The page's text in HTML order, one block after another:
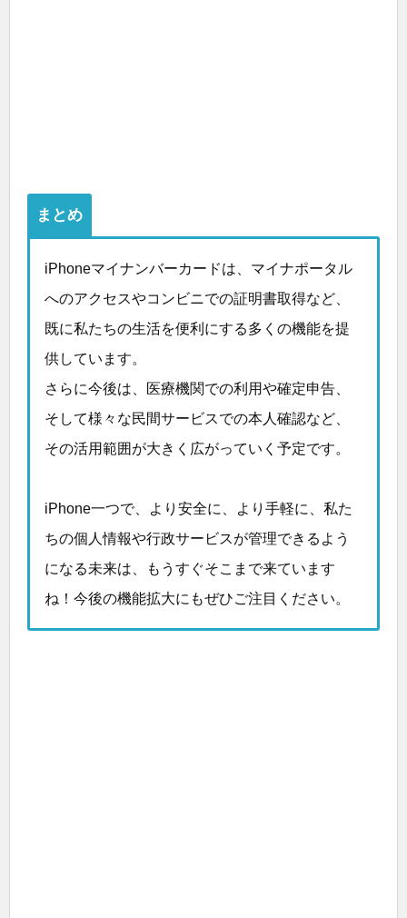
まとめ
iPhoneマイナンバーカードは、マイナポータル
へのアクセスやコンビニでの証明書取得など、
既に私たちの生活を便利にする多くの機能を提
供しています。
さらに今後は、医療機関での利用や確定申告、
そして様々な民間サービスでの本人確認など、
その活用範囲が大きく広がっていく予定です。
iPhone一つで、より安全に、より手軽に、私た
ちの個人情報や行政サービスが管理できるよう
になる未来は、もうすぐそこまで来ています
ね！今後の機能拡大にもぜひご注目ください。